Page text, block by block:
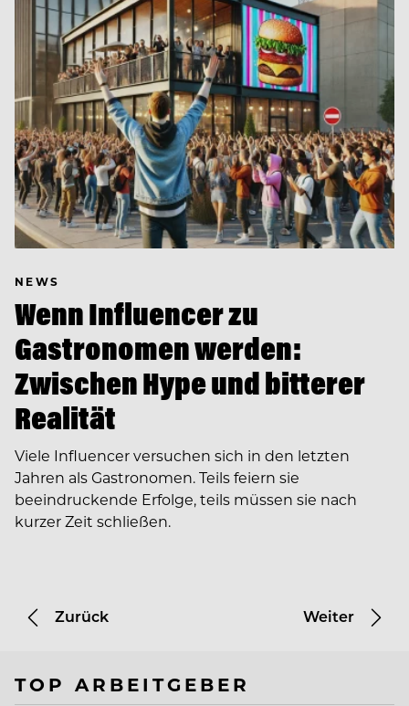
NEWS
Wenn Influencer zu
Gastronomen werden:
Zwischen Hype und bitterer
Realität
Viele Influencer versuchen sich in den letzten
Jahren als Gastronomen. Teils feiern sie
beeindruckende Erfolge, teils müssen sie nach
kurzer Zeit schließen.
Zurück Weiter
TOP ARBEITGEBER